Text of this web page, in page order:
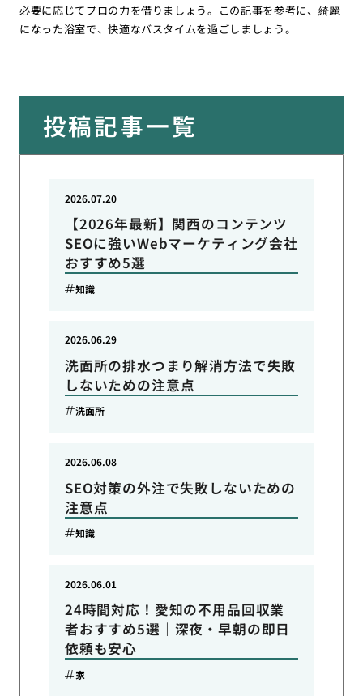
必要に応じてプロの力を借りましょう。この記事を参考に、綺麗
になった浴室で、快適なバスタイムを過ごしましょう。
投稿記事一覧
【2026年最新】関西のコンテンツ
SEOに強いWebマーケティング会社
おすすめ5選
2026.07.20
知識
洗面所の排水つまり解消方法で失敗
しないための注意点
2026.06.29
洗面所
SEO対策の外注で失敗しないための
注意点
2026.06.08
知識
24時間対応！愛知の不用品回収業
者おすすめ5選｜深夜・早朝の即日
依頼も安心
2026.06.01
家